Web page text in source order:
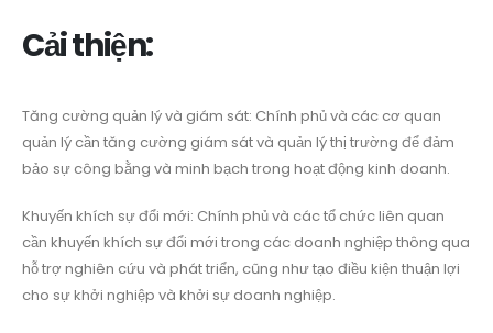
Cải thiện:
Tăng cường quản lý và giám sát: Chính phủ và các cơ quan
quản lý cần tăng cường giám sát và quản lý thị trường để đảm
bảo sự công bằng và minh bạch trong hoạt động kinh doanh.
Khuyến khích sự đổi mới: Chính phủ và các tổ chức liên quan
cần khuyến khích sự đổi mới trong các doanh nghiệp thông qua
hỗ trợ nghiên cứu và phát triển, cũng như tạo điều kiện thuận lợi
cho sự khởi nghiệp và khởi sự doanh nghiệp.